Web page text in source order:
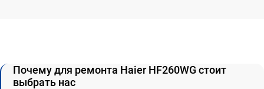
Почему для ремонта Haier HF260WG стоит
выбрать нас